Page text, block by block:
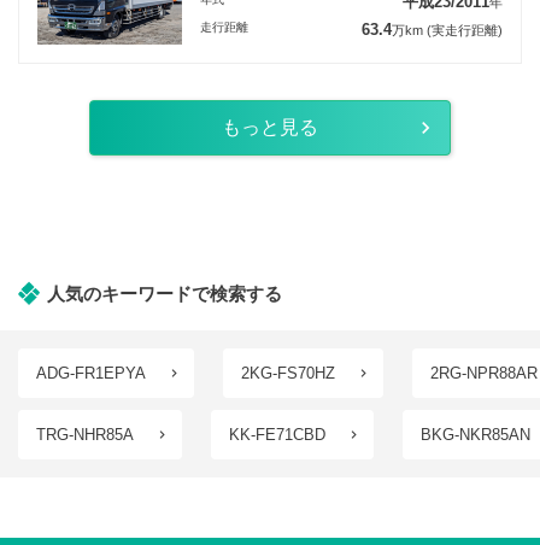
走行距離 63.4万km (実走行距離)
もっと見る
人気のキーワードで検索する
ADG-FR1EPYA 2KG-FS70HZ 2RG-NPR88AR
TRG-NHR85A KK-FE71CBD BKG-NKR85AN